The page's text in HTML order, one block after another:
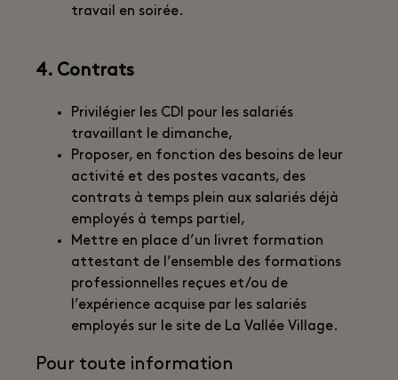
travail en soirée.
4. Contrats
Privilégier les CDI pour les salariés
travaillant le dimanche,
Proposer, en fonction des besoins de leur
activité et des postes vacants, des
contrats à temps plein aux salariés déjà
employés à temps partiel,
Mettre en place d’un livret formation
attestant de l’ensemble des formations
professionnelles reçues et/ou de
l’expérience acquise par les salariés
employés sur le site de La Vallée Village.
Pour toute information